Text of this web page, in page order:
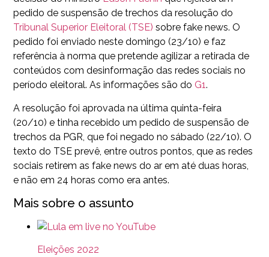
pedido de suspensão de trechos da resolução do
Tribunal Superior Eleitoral (TSE) sobre fake news. O
pedido foi enviado neste domingo (23/10) e faz
referência à norma que pretende agilizar a retirada de
conteúdos com desinformação das redes sociais no
período eleitoral. As informações são do G1.
A resolução foi aprovada na última quinta-feira
(20/10) e tinha recebido um pedido de suspensão de
trechos da PGR, que foi negado no sábado (22/10). O
texto do TSE prevê, entre outros pontos, que as redes
sociais retirem as fake news do ar em até duas horas,
e não em 24 horas como era antes.
Mais sobre o assunto
Eleições 2022